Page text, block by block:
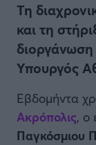
Τη
και τη
Υπουργός
Εβδομήντα
Ακρόπολις, ο
Παγκόσμιου